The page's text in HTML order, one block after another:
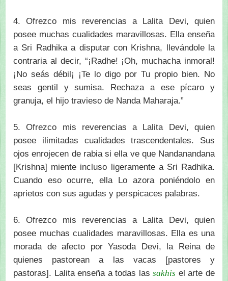
4. Ofrezco mis reverencias a Lalita Devi, quien
posee muchas cualidades maravillosas. Ella enseña
a Sri Radhika a disputar con Krishna, llevándole la
contraria al decir, “¡Radhe! ¡Oh, muchacha inmoral!
¡No seás débil¡ ¡Te lo digo por Tu propio bien. No
seas gentil y sumisa. Rechaza a ese pícaro y
granuja, el hijo travieso de Nanda Maharaja.”
5. Ofrezco mis reverencias a Lalita Devi, quien
posee ilimitadas cualidades trascendentales. Sus
ojos enrojecen de rabia si ella ve que Nandanandana
[Krishna] miente incluso ligeramente a Sri Radhika.
Cuando eso ocurre, ella Lo azora poniéndolo en
aprietos con sus agudas y perspicaces palabras.
6. Ofrezco mis reverencias a Lalita Devi, quien
posee muchas cualidades maravillosas. Ella es una
morada de afecto por Yasoda Devi, la Reina de
quienes pastorean a las vacas [pastores y
pastoras]. Lalita enseña a todas lassakhis el arte de